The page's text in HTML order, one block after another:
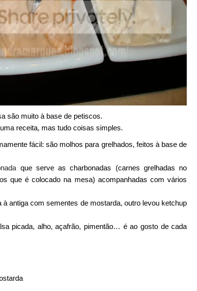
são muito à base de petiscos.
receita, mas tudo coisas simples.
fácil: são molhos para grelhados, feitos à base de
que serve as charbonadas (carnes grelhadas no
que é colocado na mesa) acompanhadas com vários
antiga com sementes de mostarda, outro levou ketchup
picada, alho, açafrão, pimentão… é ao gosto de cada